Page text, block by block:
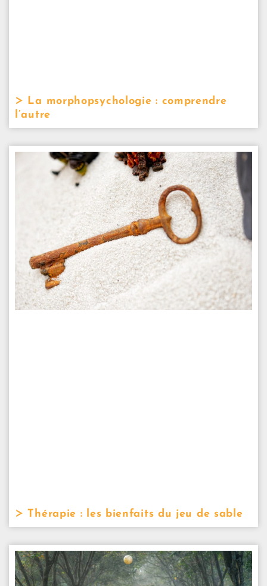
La morphopsychologie : comprendre
l’autre
Thérapie : les bienfaits du jeu de sable